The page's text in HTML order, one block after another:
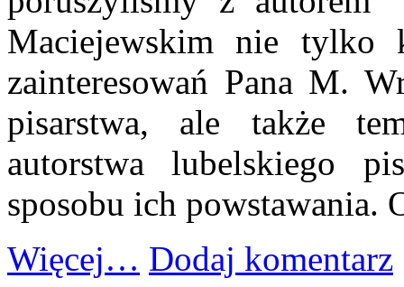
Maciejewskim nie tylko
zainteresowań Pana M.
pisarstwa, ale także
autorstwa lubelskiego
sposobu ich powstawania.
Więcej… Dodaj komentarz